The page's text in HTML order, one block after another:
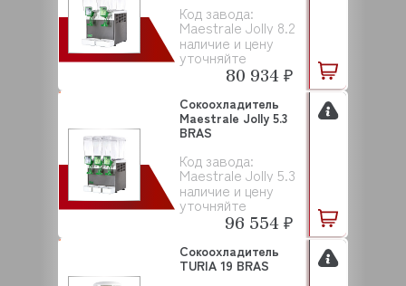
Код завода:
Maestrale Jolly 8.2
наличие и цену
уточняйте
80 934 ₽
Код завода:
Maestrale Jolly 5.3
наличие и цену
уточняйте
Сокоохладитель
Maestrale Jolly 5.3
BRAS
96 554 ₽
Сокоохладитель
TURIA 19 BRAS